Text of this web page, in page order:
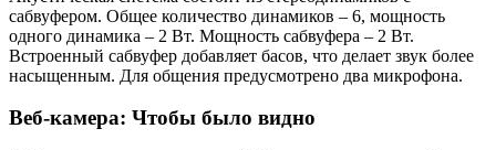
сабвуфером. Общее количество динамиков – 6, мощность
одного динамика – 2 Вт. Мощность сабвуфера – 2 Вт.
Встроенный сабвуфер добавляет басов, что делает звук более
насыщенным. Для общения предусмотрено два микрофона.
Веб-камера: Чтобы было видно